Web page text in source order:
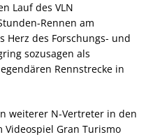
Lauf des VLN
Rennen am
des Forschungs- und
sozusagen als
Rennstrecke in
weiterer N-Vertreter in den
Gran Turismo